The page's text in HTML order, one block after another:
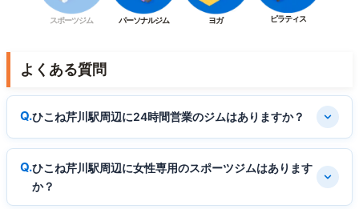
スポーツジム パーソナルジム ヨガ ピラティス
よくある質問
ひこね芹川駅周辺に24時間営業のジムはありますか？
ひこね芹川駅周辺に女性専用のスポーツジムはあります
か？